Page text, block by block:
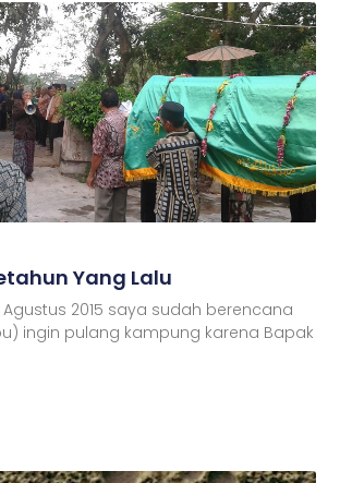
Yang Lalu
Agustus 2015 saya sudah berencana
ingin pulang kampung karena Bapak